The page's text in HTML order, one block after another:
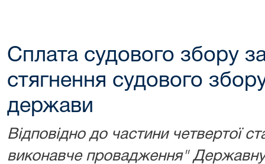
Сплата судового збору
стягнення судового
держави
Відповідно до частини четвертої
виконавче провадження" Державну